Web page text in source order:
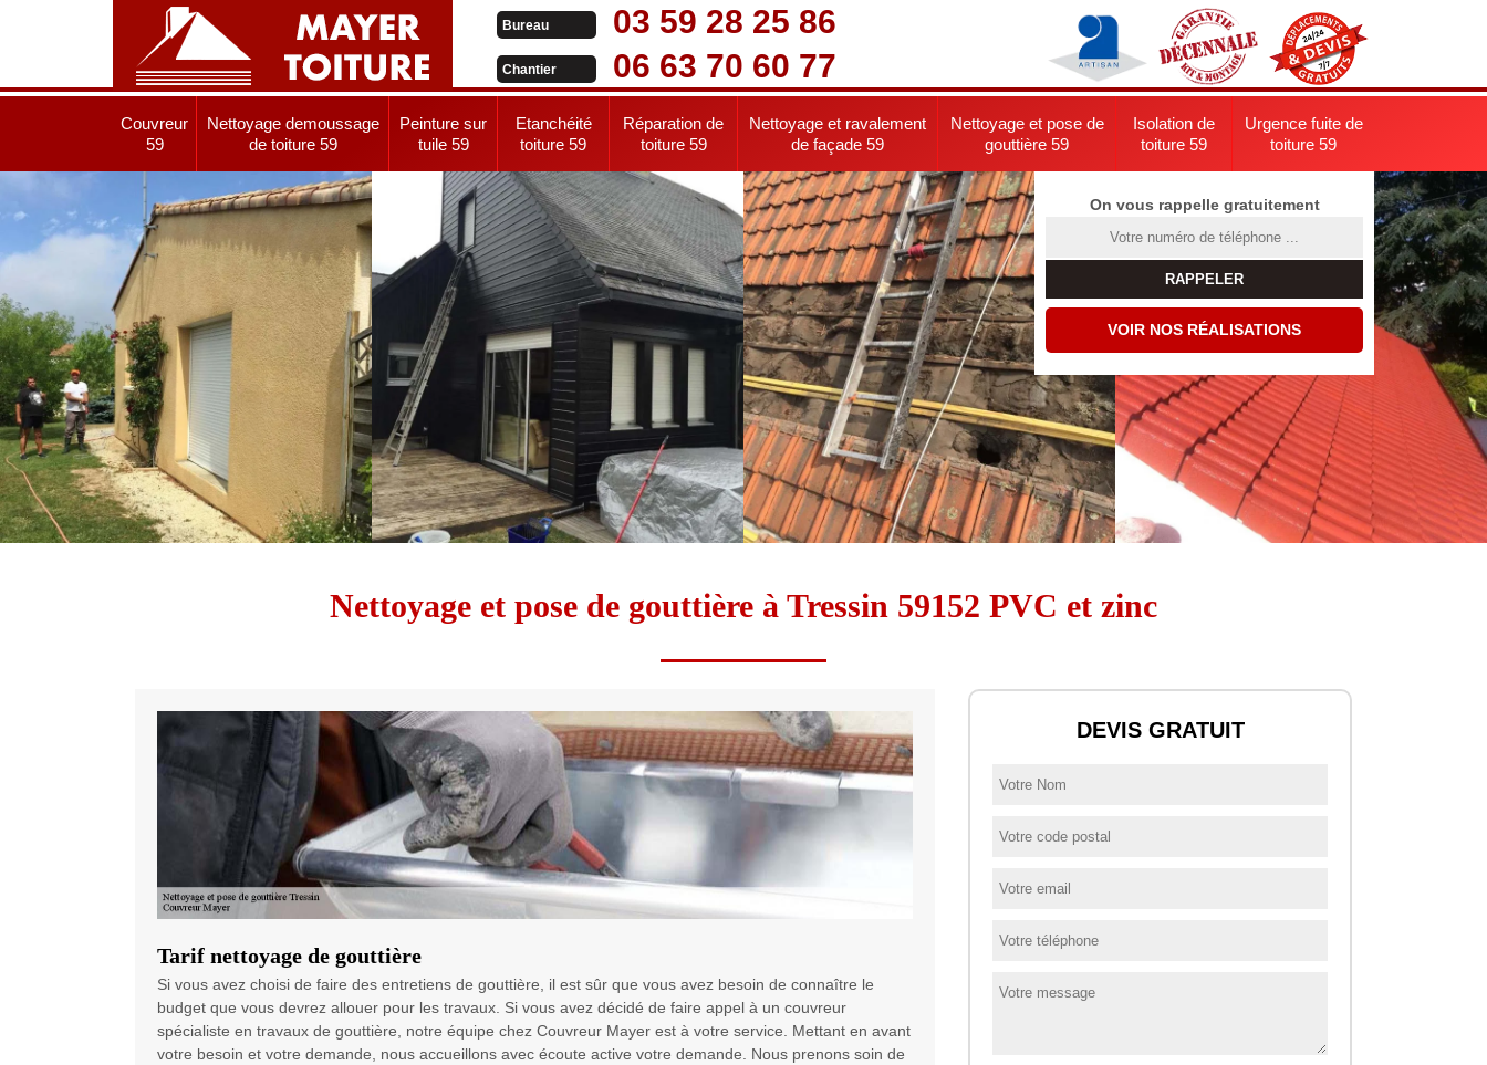
Bureau 03 59 28 25 86
Chantier 06 63 70 60 77
Couvreur
59
Nettoyage demoussage
de toiture 59
Peinture sur
tuile 59
Etanchéité
toiture 59
Réparation de
toiture 59
Nettoyage et ravalement
de façade 59
Nettoyage et pose de
gouttière 59
Isolation de
toiture 59
Urgence fuite de
toiture 59
On vous rappelle gratuitement
VOIR NOS RÉALISATIONS
Nettoyage et pose de gouttière à Tressin 59152 PVC et zinc
Tarif nettoyage de gouttière
Si vous avez choisi de faire des entretiens de gouttière, il est sûr que vous avez besoin de connaître le
budget que vous devrez allouer pour les travaux. Si vous avez décidé de faire appel à un couvreur
spécialiste en travaux de gouttière, notre équipe chez Couvreur Mayer est à votre service. Mettant en avant
votre besoin et votre demande, nous accueillons avec écoute active votre demande. Nous prenons soin de
DEVIS GRATUIT